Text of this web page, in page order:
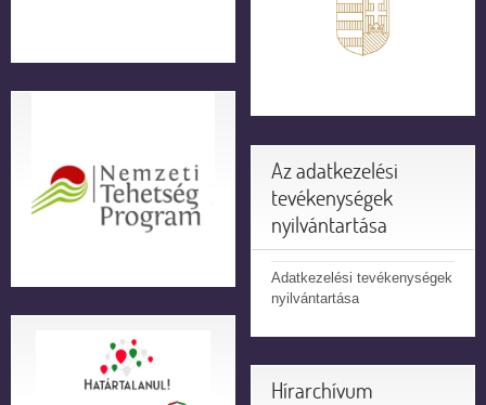
Az adatkezelési
tevékenységek
nyilvántartása
Adatkezelési tevékenységek
nyilvántartása
Hírarchívum